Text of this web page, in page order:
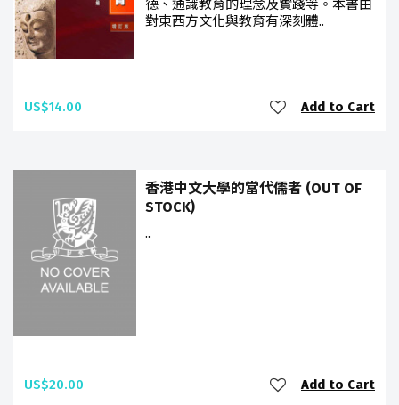
德、通識教育的理念及實踐等。本書由
對東西方文化與教育有深刻體..
US$14.00 Add to Cart
香港中文大學的當代儒者 (OUT OF
STOCK)
..
US$20.00 Add to Cart